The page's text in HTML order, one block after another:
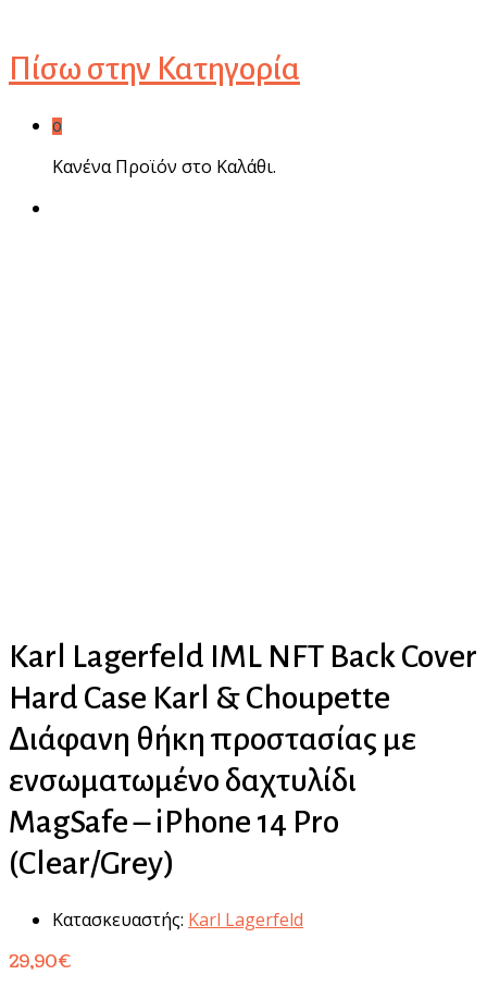
Πίσω στην Κατηγορία
0
Κανένα Προϊόν στο Καλάθι.
Karl Lagerfeld IML NFT Back Cover
Hard Case Karl & Choupette
Διάφανη θήκη προστασίας με
ενσωματωμένο δαχτυλίδι
MagSafe – iPhone 14 Pro
(Clear/Grey)
Κατασκευαστής: Karl Lagerfeld
29,90€